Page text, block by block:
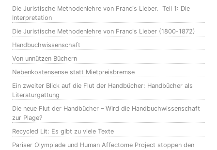
Die Juristische Methodenlehre von Francis Lieber. Teil 1: Die
Interpretation
Die Juristische Methodenlehre von Francis Lieber (1800-1872)
Handbuchwissenschaft
Von unnützen Büchern
Nebenkostensense statt Mietpreisbremse
Ein zweiter Blick auf die Flut der Handbücher: Handbücher als
Literaturgattung
Die neue Flut der Handbücher – Wird die Handbuchwissenschaft
zur Plage?
Recycled Lit: Es gibt zu viele Texte
Pariser Olympiade und Human Affectome Project stoppen den